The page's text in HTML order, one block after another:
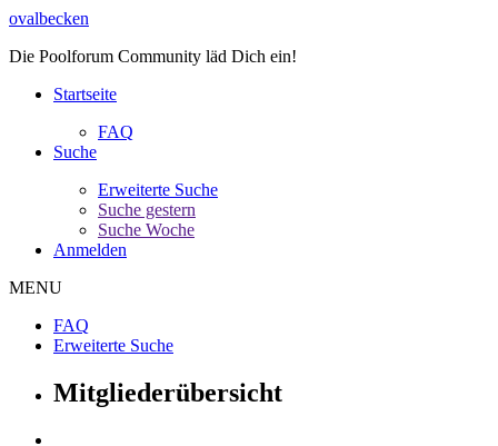
ovalbecken
Die Poolforum Community läd Dich ein!
Startseite
FAQ
Suche
Erweiterte Suche
Suche gestern
Suche Woche
Anmelden
MENU
FAQ
Erweiterte Suche
Mitgliederübersicht